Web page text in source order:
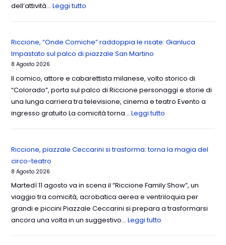
dell’attività…Leggi tutto
Riccione, “Onde Comiche” raddoppia le risate: Gianluca
Impastato sul palco di piazzale San Martino
8 Agosto 2026
Il comico, attore e cabarettista milanese, volto storico di
“Colorado”, porta sul palco di Riccione personaggi e storie di
una lunga carriera tra televisione, cinema e teatro Evento a
ingresso gratuito La comicità torna…Leggi tutto
Riccione, piazzale Ceccarini si trasforma: torna la magia del
circo-teatro
8 Agosto 2026
Martedì 11 agosto va in scena il “Riccione Family Show”, un
viaggio tra comicità, acrobatica aerea e ventriloquia per
grandi e piccini Piazzale Ceccarini si prepara a trasformarsi
ancora una volta in un suggestivo…Leggi tutto